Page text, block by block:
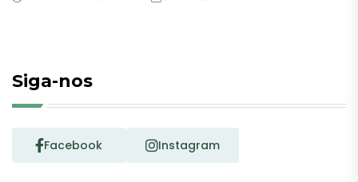
Siga-nos
Facebook Instagram